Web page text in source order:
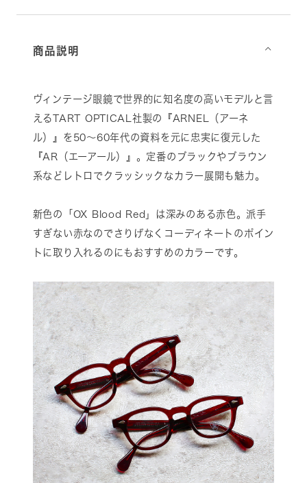
商品説明 ⌵
ヴィンテージ眼鏡で世界的に知名度の高いモデルと言
えるTART OPTICAL社製の『ARNEL（アーネ
ル）』を50～60年代の資料を元に忠実に復元した
『AR（エーアール）』。定番のブラックやブラウン
系などレトロでクラッシックなカラー展開も魅力。
新色の「OX Blood Red」は深みのある赤色。派手
すぎない赤なのでさりげなくコーディネートのポイン
トに取り入れるのにもおすすめのカラーです。